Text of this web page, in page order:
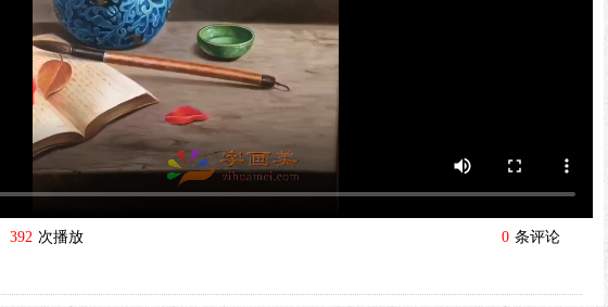
392 次播放 0 条评论